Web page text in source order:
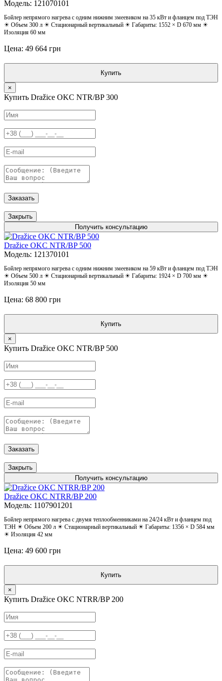
Модель: 121070101
Бойлер непрямого нагрева с одним нижним змеевиком на 35 кВт и фланцем под ТЭН
☀ Объем 300 л ☀ Стационарный вертикальный ☀ Габариты: 1552 × D 670 мм ☀
Изоляция 60 мм
Цена: 49 664 грн
Купить
×
Купить Dražice OKC NTR/BP 300
Заказать
Закрыть
Получить консультацию
Dražice OKC NTR/BP 500
Модель: 121370101
Бойлер непрямого нагрева с одним нижним змеевиком на 59 кВт и фланцем под ТЭН
☀ Объем 500 л ☀ Стационарный вертикальный ☀ Габариты: 1924 × D 700 мм ☀
Изоляция 50 мм
Цена: 68 800 грн
Купить
×
Купить Dražice OKC NTR/BP 500
Заказать
Закрыть
Получить консультацию
Dražice OKC NTRR/BP 200
Модель: 1107901201
Бойлер непрямого нагрева с двумя теплообменниками на 24/24 кВт и фланцем под
ТЭН ☀ Объем 200 л ☀ Стационарный вертикальный ☀ Габариты: 1356 × D 584 мм
☀ Изоляция 42 мм
Цена: 49 600 грн
Купить
×
Купить Dražice OKC NTRR/BP 200